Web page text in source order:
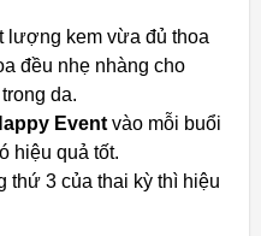
lượng kem vừa đủ thoa
đều nhẹ nhàng cho
da.
Eventvào mỗi buổi
hiệu quả tốt.
thứ 3 của thai kỳ thì hiệu